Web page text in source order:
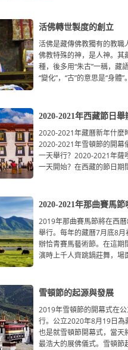
活佛轉世製度的創立
活佛是藏傳佛教獨有的教職
佛教特殊的神，是人神。其
種，後多用“朱古”一稱，藏
“變化”，“古”的意思是“身體”
2020-2021年西藏節日舉
2020-2021年藏曆新年什麼
2020-2021年雪頓節的開幕
一天舉行？2020-2021年薩
一天開始？在西藏的節日期
2020-2021年那曲賽馬節
2019年那曲賽馬節將在西
舉行。每年的藏曆7月底8
辦恰青賽馬藝術節。在這期
演時上千人齊跳鍋莊舞，場
雪頓節的起源與發展
2019年雪頓節的開幕式在
行。公立2020年8月19日為
也是就雪頓節開幕式，當天
最浩大的展佛儀式。雪頓節